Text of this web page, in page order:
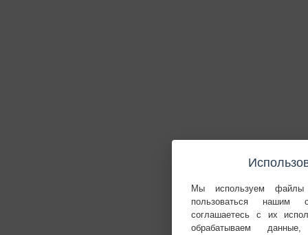
Мы используем
пользоваться нашим
соглашаетесь с их
обрабатываем